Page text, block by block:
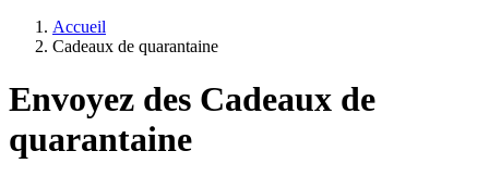
Accueil
Cadeaux de quarantaine
Envoyez des Cadeaux de
quarantaine